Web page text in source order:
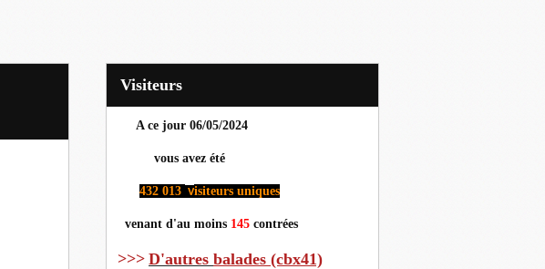
Visiteurs
A ce jour 06/05/2024
vous avez été
432 013 visiteurs uniques
venant d'au moins 145 contrées
>>> D'autres balades (cbx41)